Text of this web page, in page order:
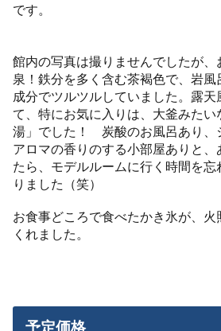
です。
館内の写真は撮りませんでしたが、
泉！鉄分を多く含む茶褐色で、岩
成分でツルツルしていました。露天
て、特にお気に入りは、大釜みたい
湯」でした！ 炭酸のお風呂あり、
アロマの香りのする小部屋ありと、
たら、モデルルームに行く時間を忘
りました（笑）
お食事どころで食べたかき氷が、火
くれました。
予定価格